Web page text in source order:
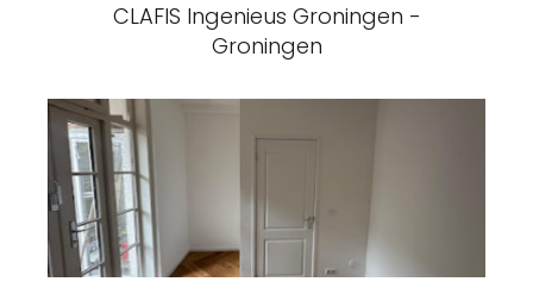
CLAFIS Ingenieus Groningen -
Groningen